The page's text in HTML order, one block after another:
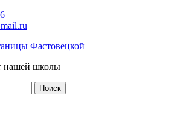
Фастовецкой
нашей школы